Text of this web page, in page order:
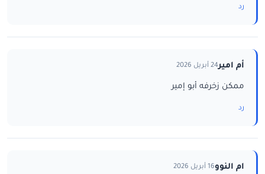
رد
أم امير24 أبريل 2026
ممكن زخرفه أبو إمير
رد
ام النوو16 أبريل 2026